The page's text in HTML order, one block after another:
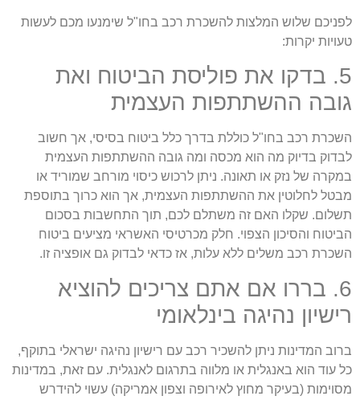
שלוש המלצות להשכרת רכב בחו"ל שימנעו מכם לעשות
יקרות:
5. בדקו את פוליסת הביטוח ואת
ההשתתפות העצמית
רכב בחו"ל כוללת בדרך כלל ביטוח בסיסי, אך חשוב
בדיוק מה הוא מכסה ומה גובה ההשתתפות העצמית
של נזק או תאונה. ניתן לרכוש כיסוי מורחב שמוריד או
לחלוטין את ההשתתפות העצמית, אך הוא כרוך בתוספת
שקלו האם זה משתלם לכם, תוך התחשבות בסכום
והסיכון הצפוי. חלק מכרטיסי האשראי מציעים ביטוח
רכב משלים ללא עלות, אז כדאי לבדוק גם אופציה זו.
6. בררו אם אתם צריכים להוציא
נהיגה בינלאומי
המדינות ניתן להשכיר רכב עם רישיון נהיגה ישראלי בתוקף,
עוד הוא באנגלית או מלווה בתרגום לאנגלית. עם זאת, במדינות
(בעיקר מחוץ לאירופה וצפון אמריקה) עשוי להידרש